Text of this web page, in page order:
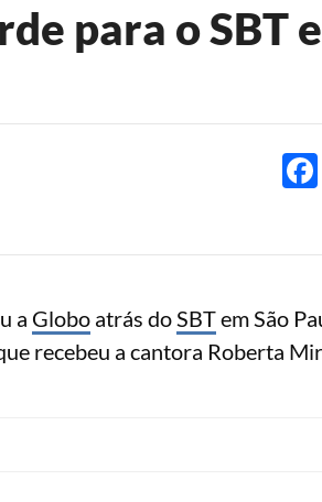
para o SBT
a Globoatrás do SBTem São
recebeu a cantora Roberta